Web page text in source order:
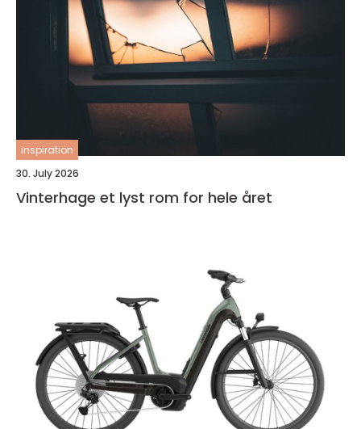
inspiration
30. July 2026
Vinterhage et lyst rom for hele året